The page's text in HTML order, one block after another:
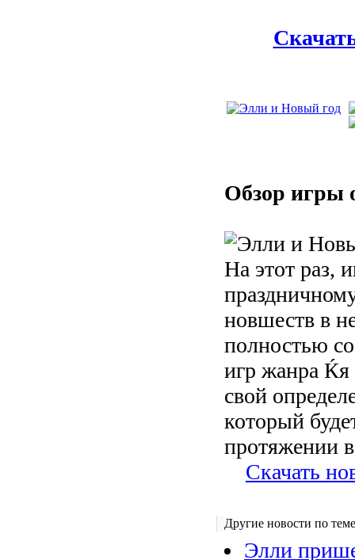
Обзор игры
На этот раз,
новшеств в
полностью
игр жанра
свой
который
протяжении
Скачать
Другие новости по
Элли